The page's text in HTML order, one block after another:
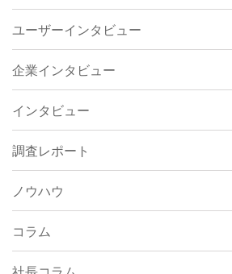
ユーザーインタビュー
企業インタビュー
インタビュー
調査レポート
ノウハウ
コラム